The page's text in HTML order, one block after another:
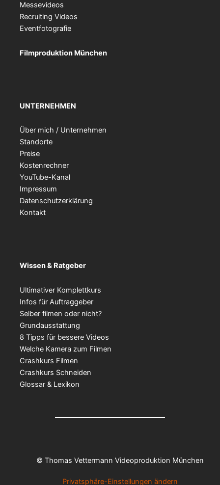
Messevideos
Recruiting Videos
Eventfotografie
Filmproduktion München
UNTERNEHMEN
Über mich / Unternehmen
Standorte
Preise
Kostenrechner
YouTube-Kanal
Impressum
Datenschutzerklärung
Kontakt
Wissen & Ratgeber
Ultimativer Komplettkurs
Infos für Auftraggeber
Selber filmen oder nicht?
Grundausstattung
8 Tipps für bessere Videos
Welche Kamera zum Filmen
Crashkurs Filmen
Crashkurs Schneiden
Glossar & Lexikon
© Thomas Vettermann Videoproduktion München
Privatsphäre-Einstellungen ändern